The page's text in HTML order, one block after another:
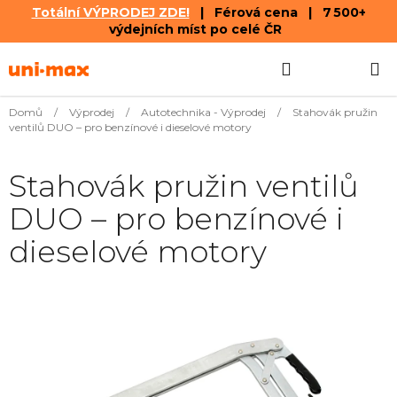
Totální VÝPRODEJ ZDE!| Férová cena | 7 500+
výdejních míst po celé ČR
na
KOŠÍK
Domů / Výprodej / Autotechnika - Výprodej /
Stahovák pružin
ventilů DUO – pro benzínové i dieselové motory
Stahovák pružin ventilů
DUO – pro benzínové i
dieselové motory